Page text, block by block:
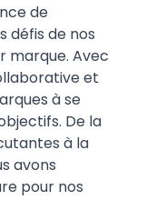
de
défis de nos
marque. Avec
et
à se
De la
à la
avons
pour nos